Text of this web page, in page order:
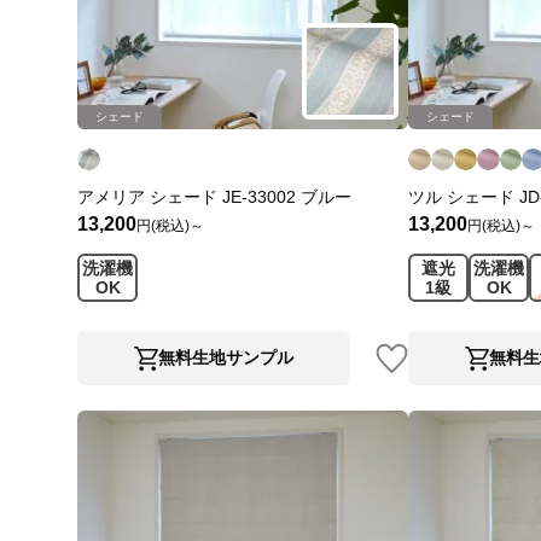
シェード
アメリア シェード JE-33002 ブルー
13,200円(税込)～
洗濯機
OK
無料生地サンプル
シェード
ツル シェード
13,200円(税込)～
遮光
1級
洗濯機
OK
無料